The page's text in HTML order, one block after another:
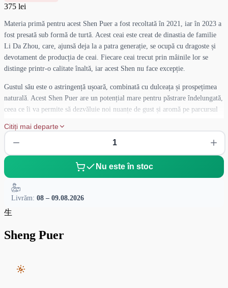
375 lei
Materia primă pentru acest Shen Puer a fost recoltată în 2021, iar în 2023 a
fost presată sub formă de turtă. Acest ceai este creat de dinastia de familie
Li Da Zhou, care, ajunsă deja la a patra generație, se ocupă cu dragoste și
devotament de producția de ceai. Fiecare ceai trecut prin mâinile lor se
distinge printr-o calitate înaltă, iar acest Shen nu face excepție.
Gustul său este o astringență ușoară, combinată cu dulceața și prospețimea
naturală. Acest Shen Puer are un potențial mare pentru păstrare îndelungată,
ceea ce îi va permite să dezvăluie noi nuanțe de gust și aromă pe parcursul
Shen Puer este cunoscut pentru proprietățile sale benefice: tonifică, sprijină
digestia și încarcă organismul cu antioxidanți, întărind imunitatea. Acest
ceai va fi un companion excelent pentru cei care apreciază armonia între
gust și beneficii.
Citiți mai departe
Nu este în stoc
Livrăm: 08 – 09.08.2026
生
Sheng Puer